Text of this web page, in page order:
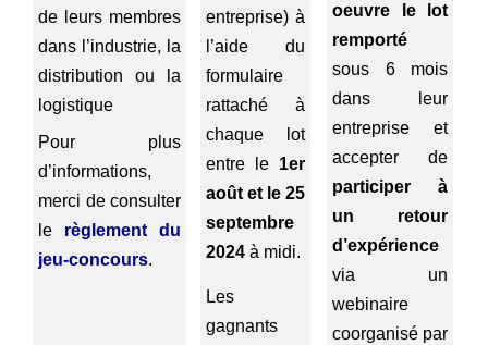
de leurs membres
dans l’industrie, la
distribution ou la
logistique
Pour plus
d’informations,
merci de consulter
le règlement du
jeu-concours.
entreprise) à
l’aide du
formulaire
rattaché à
chaque lot
entre le 1er
août et le 25
septembre
2024 à midi.
Les
gagnants
oeuvre le lot
remporté
sous 6 mois
dans leur
entreprise et
accepter de
participer à
un retour
d’expérience
via un
webinaire
coorganisé par